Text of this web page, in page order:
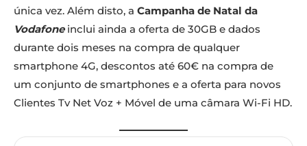
única vez. Além disto, a Campanha de Natal da
Vodafoneinclui ainda a oferta de 30GB e dados
durante dois meses na compra de qualquer
smartphone 4G, descontos até 60€ na compra de
um conjunto de smartphones e a oferta para novos
Clientes Tv Net Voz + Móvel de uma câmara Wi-Fi HD.